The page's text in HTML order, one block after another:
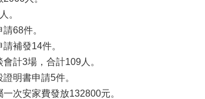
。
68件。
補發14件。
計3場，合計109人。
明書申請5件。
次安家費發放132800元。